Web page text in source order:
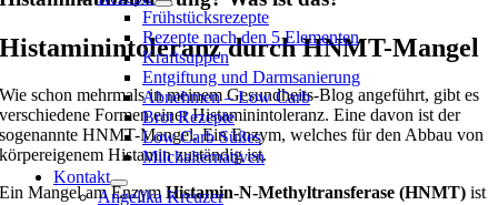
Frühstücksrezepte
Rezepte nach den 5 Elementen
Kraftsuppen
Entgiftung und Darmsanierung
Abnehmen – Low Carb
Brot Rezepte
Low Carb Süßes
Milchalternativen
Kontakt
Angelika Kreuzer
Histaminintoleranz durch HNMT-Mangel
Wie schon mehrmals in meinem Gesundheits-Blog angeführt, gibt es
verschiedene Formen einer Histaminintoleranz. Eine davon ist der
sogenannte HNMT-Mangel. Ein Enzym, welches für den Abbau von
körpereigenem Histamin zuständig ist.
Ein Mangel am EnzymHistamin-N-Methyltransferase (HNMT) ist